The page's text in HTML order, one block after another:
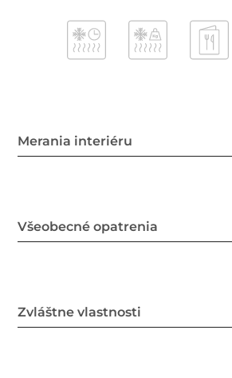
Merania interiéru
Všeobecné opatrenia
Zvláštne vlastnosti